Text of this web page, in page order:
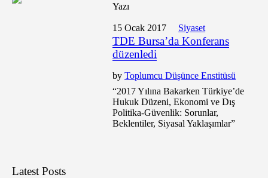
Yazı
15 Ocak 2017 Siyaset
TDE Bursa’da Konferans
düzenledi
byToplumcu Düşünce Enstitüsü
“2017 Yılına Bakarken Türkiye’de
Hukuk Düzeni, Ekonomi ve Dış
Politika-Güvenlik: Sorunlar,
Beklentiler, Siyasal Yaklaşımlar”
Latest Posts